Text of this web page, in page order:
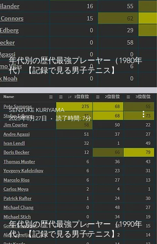
年代別の歴代最強プレーヤー（1980年
代）【記録で見る男子テニス】
年代別の歴代最強プレーヤー（1990年
代）【記録で見る男子テニス】
SENSUKE KURIYAMA
2025年8月27日
読了時間: 7分